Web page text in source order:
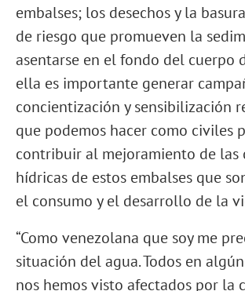
embalses; los desechos y la
de riesgo que promueven la
asentarse en el fondo del cuerpo
ella es importante generar
concientización y sensibilización
que podemos hacer como civiles
contribuir al mejoramiento de las
hídricas de estos embalses que
el consumo y el desarrollo de la
“Como venezolana que soy me
situación del agua. Todos en
nos hemos visto afectados por la